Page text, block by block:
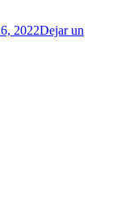
2022Dejar un